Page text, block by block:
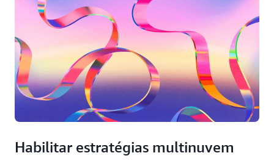
Habilitar estratégias multinuvem